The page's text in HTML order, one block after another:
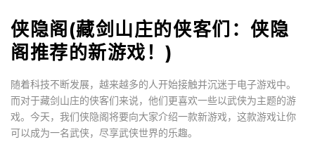
侠隐阁(藏剑山庄的侠客们：侠隐
阁推荐的新游戏！)
随着科技不断发展，越来越多的人开始接触并沉迷于电子游戏中。
而对于藏剑山庄的侠客们来说，他们更喜欢一些以武侠为主题的游
戏。今天，我们侠隐阁将要向大家介绍一款新游戏，这款游戏让你
可以成为一名武侠，尽享武侠世界的乐趣。